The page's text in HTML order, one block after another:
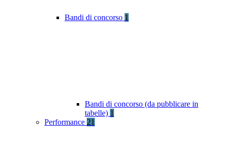
Bandi di concorso 1
Bandi di concorso (da pubblicare in
tabelle) 1
Performance 21